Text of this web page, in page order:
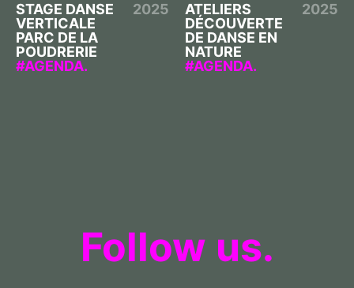
STAGE DANSE
VERTICALE
PARC DE LA
POUDRERIE
AGENDA.
2025
ATELIERS
DÉCOUVERTE
DE DANSE EN
NATURE
AGENDA.
2025
Follow us.